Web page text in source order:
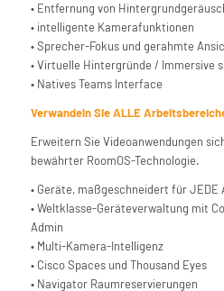
• Entfernung von
• intelligente Kamerafunktionen
• Sprecher-Fokus und gerahmte
• Virtuelle Hintergründe / Immersive
• Natives Teams Interface
Verwandeln Sie ALLE
Erweitern Sie Videoanwendungen
bewährter RoomOS-Technologie.
• Geräte, maßgeschneidert für JEDE
• Weltklasse-Geräteverwaltung mit
Admin
• Multi-Kamera-Intelligenz
• Cisco Spaces und Thousand Eyes
• Navigator Raumreservierungen